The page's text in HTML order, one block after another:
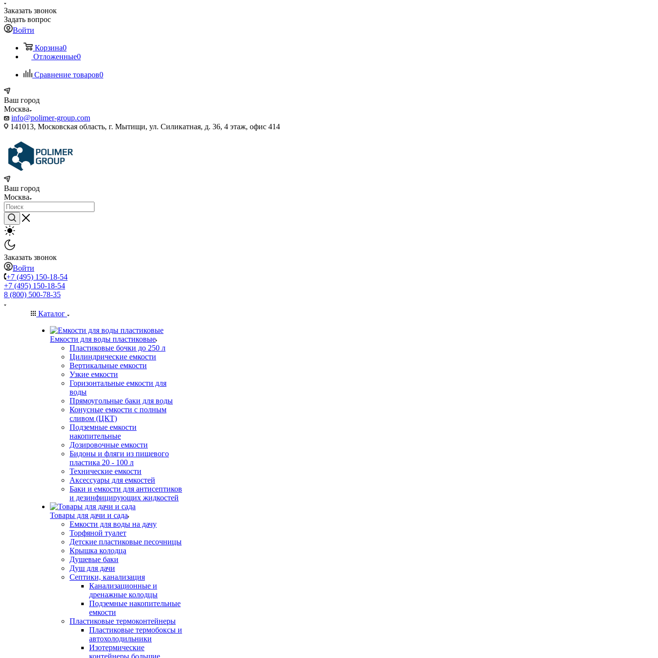
Заказать звонок
Задать вопрос
Войти
Корзина0
Отложенные0
Сравнение товаров0
Ваш город
Москва
info@polimer-group.com
141013, Московская область, г. Мытищи, ул. Силикатная, д. 36, 4 этаж, офис 414
Ваш город
Москва
Заказать звонок
Войти
+7 (495) 150-18-54
+7 (495) 150-18-54
8 (800) 500-78-35
Каталог
Емкости для воды пластиковые
Пластиковые бочки до 250 л
Цилиндрические емкости
Вертикальные емкости
Узкие емкости
Горизонтальные емкости для
воды
Прямоугольные баки для воды
Конусные емкости с полным
сливом (ЦКТ)
Подземные емкости
накопительные
Дозировочные емкости
Бидоны и фляги из пищевого
пластика 20 - 100 л
Технические емкости
Аксессуары для емкостей
Баки и емкости для антисептиков
и дезинфицирующих жидкостей
Товары для дачи и сада
Емкости для воды на дачу
Торфяной туалет
Детские пластиковые песочницы
Крышка колодца
Душевые баки
Душ для дачи
Септики, канализация
Канализационные и
дренажные колодцы
Подземные накопительные
емкости
Пластиковые термоконтейнеры
Пластиковые термобоксы и
автохолодильники
Изотермические
контейнеры большие